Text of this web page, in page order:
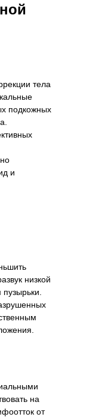
тела
подкожных
и
низкой
на
от